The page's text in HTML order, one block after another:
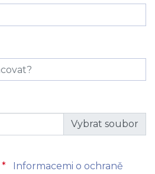
*
Informacemi o ochraně